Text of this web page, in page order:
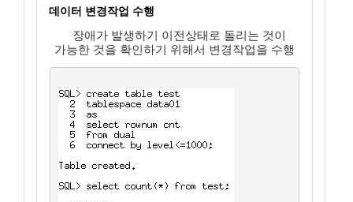
데이터 변경작업 수행
장애가 발생하기 이전상태로 돌리는 것이
가능한 것을 확인하기 위해서 변경작업을 수행